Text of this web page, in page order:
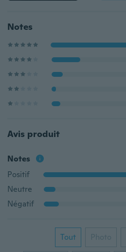
Notes
Avis produit
Notes
Positif
Neutre
Négatif
Tout Photo